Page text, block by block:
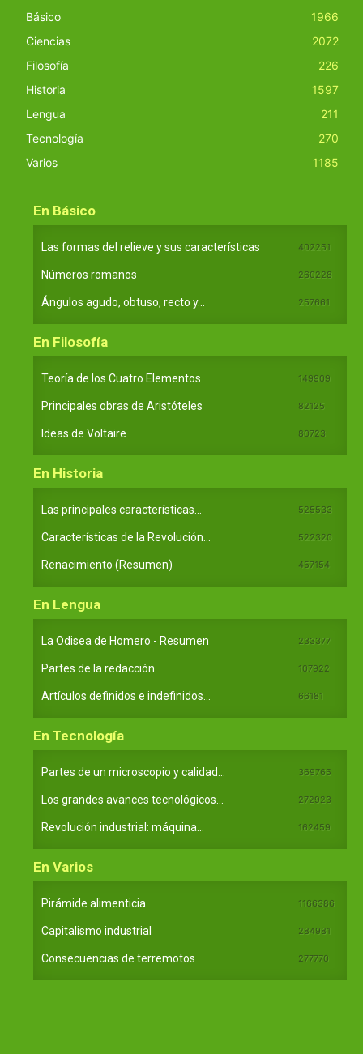
Básico
1966
Ciencias
2072
Filosofía
226
Historia
1597
Lengua
211
Tecnología
270
Varios
1185
En Básico
Las formas del relieve y sus características 402251
Números romanos 260228
Ángulos agudo, obtuso, recto y... 257661
En Filosofía
Teoría de los Cuatro Elementos 149909
Principales obras de Aristóteles 82125
Ideas de Voltaire 80723
En Historia
Las principales características... 525533
Características de la Revolución... 522320
Renacimiento (Resumen) 457154
En Lengua
La Odisea de Homero - Resumen 233377
Partes de la redacción 107922
Artículos definidos e indefinidos... 66181
En Tecnología
Partes de un microscopio y calidad... 369765
Los grandes avances tecnológicos... 272923
Revolución industrial: máquina... 162459
En Varios
Pirámide alimenticia 1166386
Capitalismo industrial 284981
Consecuencias de terremotos 277770